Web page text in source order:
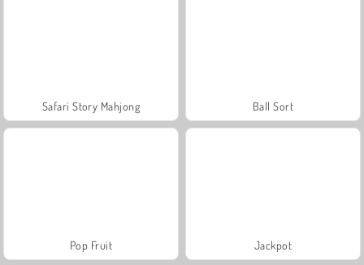
Safari Story Mahjong Ball Sort
Pop Fruit Jackpot